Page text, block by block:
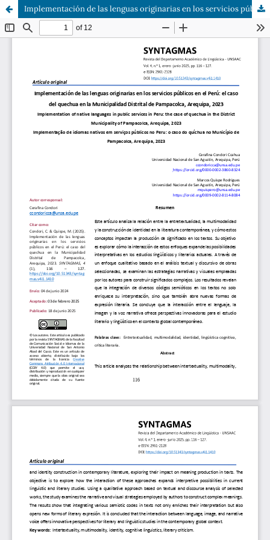
Implementación de las lenguas originarias en los servicios públicos en el Perú: en caso del quechua en la M. D. de Pampacolca - Arequipa, 2023